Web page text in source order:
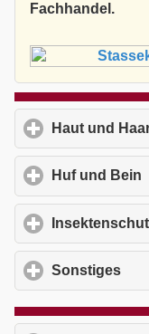
Fachhandel.
Haut und
Huf und Bein
Sonstiges